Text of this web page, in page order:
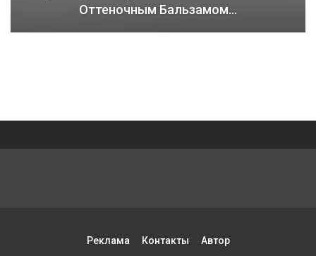
Оттеночным Бальзамом…
Реклама Контакты Автор